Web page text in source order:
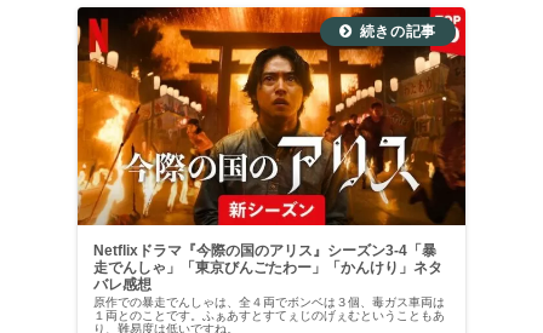
Netflixドラマ『今際の国のアリス』シーズン3-4「暴
走でんしゃ」「東京びんごたわー」「かんけり」ネタ
バレ感想
原作での暴走でんしゃは、全４両でボンベは３個、毒ガス車両は
１両とのことです。ふぁあすとすてぇじのげぇむということもあ
り、難易度は低いですね。